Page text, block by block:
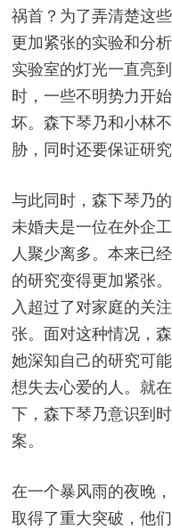
祸首？为了弄清楚这
更加紧张的实验和分
实验室的灯光一直亮
时，一些不明势力开
坏。森下琴乃和小林
胁，同时还要保证研究
与此同时，森下琴乃
未婚夫是一位在外企
人聚少离多。本来已
的研究变得更加紧张
入超过了对家庭的关
张。面对这种情况，
她深知自己的研究可
想失去心爱的人。就
下，森下琴乃意识到
案。
在一个暴风雨的夜晚
取得了重大突破，他